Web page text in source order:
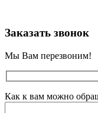
Заказать звонок
Мы Вам перезвоним!
Как к вам можно